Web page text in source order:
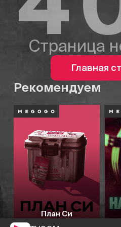
Страница
Главная
Рекомендуем
План Си